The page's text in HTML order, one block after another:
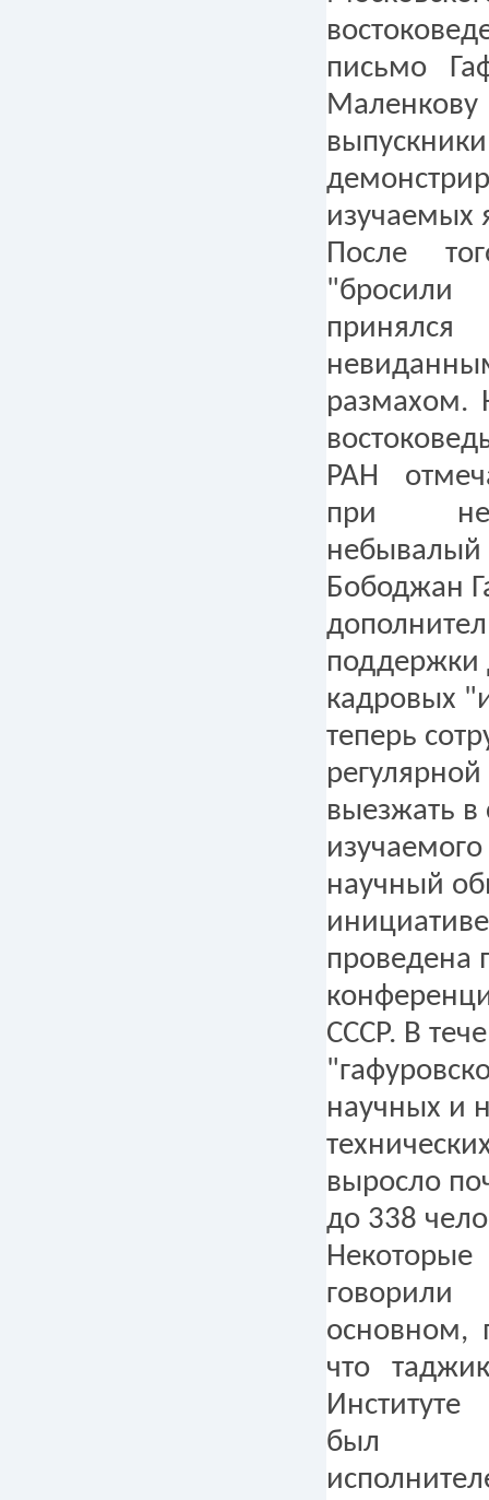
письмо
изучаемых
После
размахом.
РАН
при
небывалый
Бободжан
поддержки
кадровых
теперь
выезжать в
научный
проведена
СССР. В
научных и
выросло
до 338
основном,
что
был